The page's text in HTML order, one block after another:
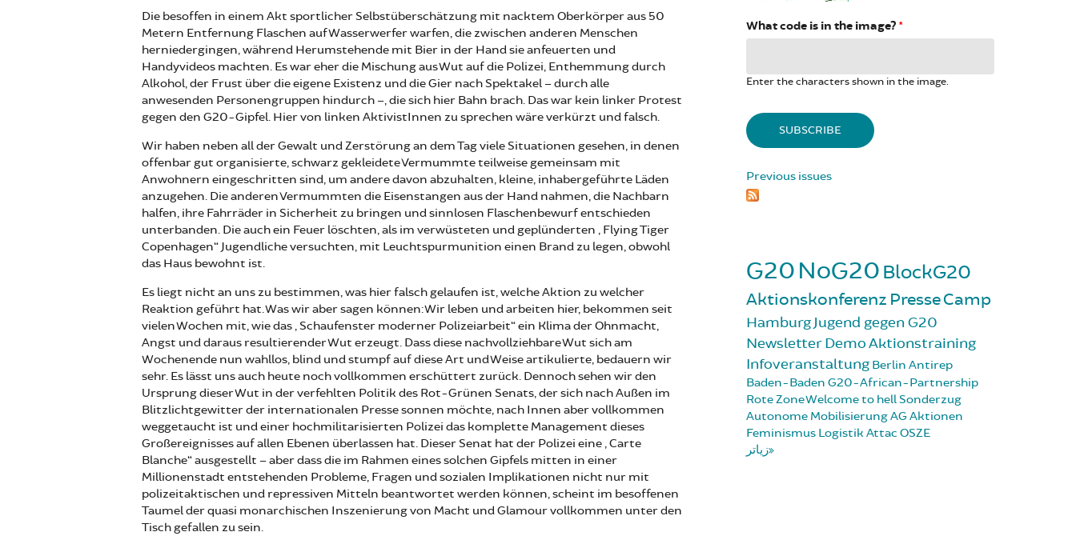
Die besoffen in einem Akt sportlicher Selbstüberschätzung mit nacktem Oberkörper aus 50
Metern Entfernung Flaschen auf Wasserwerfer warfen, die zwischen anderen Menschen
herniedergingen, während Herumstehende mit Bier in der Hand sie anfeuerten und
Handyvideos machten. Es war eher die Mischung aus Wut auf die Polizei, Enthemmung durch
Alkohol, der Frust über die eigene Existenz und die Gier nach Spektakel – durch alle
anwesenden Personengruppen hindurch –, die sich hier Bahn brach. Das war kein linker Protest
gegen den G20-Gipfel. Hier von linken AktivistInnen zu sprechen wäre verkürzt und falsch.
Wir haben neben all der Gewalt und Zerstörung an dem Tag viele Situationen gesehen, in denen
offenbar gut organisierte, schwarz gekleidete Vermummte teilweise gemeinsam mit
Anwohnern eingeschritten sind, um andere davon abzuhalten, kleine, inhabergeführte Läden
anzugehen. Die anderen Vermummten die Eisenstangen aus der Hand nahmen, die Nachbarn
halfen, ihre Fahrräder in Sicherheit zu bringen und sinnlosen Flaschenbewurf entschieden
unterbanden. Die auch ein Feuer löschten, als im verwüsteten und geplünderten „Flying Tiger
Copenhagen“ Jugendliche versuchten, mit Leuchtspurmunition einen Brand zu legen, obwohl
das Haus bewohnt ist.
Es liegt nicht an uns zu bestimmen, was hier falsch gelaufen ist, welche Aktion zu welcher
Reaktion geführt hat. Was wir aber sagen können: Wir leben und arbeiten hier, bekommen seit
vielen Wochen mit, wie das „Schaufenster moderner Polizeiarbeit“ ein Klima der Ohnmacht,
Angst und daraus resultierender Wut erzeugt. Dass diese nachvollziehbare Wut sich am
Wochenende nun wahllos, blind und stumpf auf diese Art und Weise artikulierte, bedauern wir
sehr. Es lässt uns auch heute noch vollkommen erschüttert zurück. Dennoch sehen wir den
Ursprung dieser Wut in der verfehlten Politik des Rot-Grünen Senats, der sich nach Außen im
Blitzlichtgewitter der internationalen Presse sonnen möchte, nach Innen aber vollkommen
weggetaucht ist und einer hochmilitarisierten Polizei das komplette Management dieses
Großereignisses auf allen Ebenen überlassen hat. Dieser Senat hat der Polizei eine „Carte
Blanche“ ausgestellt – aber dass die im Rahmen eines solchen Gipfels mitten in einer
Millionenstadt entstehenden Probleme, Fragen und sozialen Implikationen nicht nur mit
polizeitaktischen und repressiven Mitteln beantwortet werden können, scheint im besoffenen
Taumel der quasi monarchischen Inszenierung von Macht und Glamour vollkommen unter den
Tisch gefallen zu sein.
What code is in the image? *
Enter the characters shown in the image.
Previous issues
G20NoG20 BlockG20
Aktionskonferenz PresseCamp
HamburgJugend gegen G20
NewsletterDemoAktionstraining
Infoveranstaltung Berlin Antirep
Baden-Baden G20-African-Partnership
Rote ZoneWelcome to hellSonderzug
Autonome MobilisierungAG Aktionen
Feminismus Logistik Attac OSZE
زیاتر